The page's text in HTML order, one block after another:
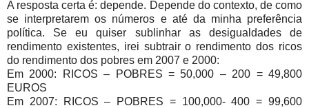
A resposta certa é: depende. Depende do contexto, de como
se interpretarem os números e até da minha preferência
política. Se eu quiser sublinhar as desigualdades de
rendimento existentes, irei subtrair o rendimento dos ricos
do rendimento dos pobres em 2007 e 2000:
Em 2000: RICOS – POBRES = 50,000 – 200 = 49,800
EUROS
Em 2007: RICOS – POBRES = 100,000- 400 = 99,600